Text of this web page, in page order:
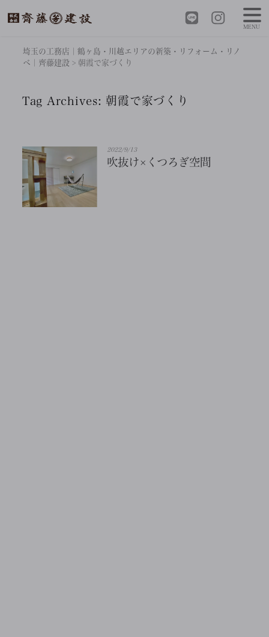
埼玉の工務店｜鶴ヶ島・川越エリアの新築・リフォーム・リノ
ベ｜齊藤建設 > 朝霞で家づくり
Tag Archives: 朝霞で家づくり
2022/9/13
吹抜け×くつろぎ空間
MENU